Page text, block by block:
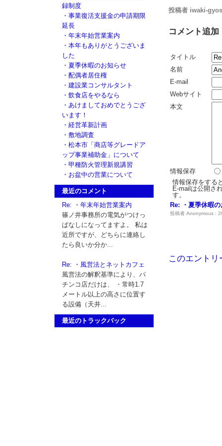
投稿者 iwaki-
コメント追加
タイトル
名前
E-mail
Webサイト
本文
情報保存
情報保存をする
E-mailは公開さ
す。
Re: ・夏季休暇
投稿者 Anonymous :
このエント
録制度
・事業復活支援金の申請期限
延長
・年末年始営業案内
・本年もありがとうございま
した
・夏季休暇のお知らせ
・配偶者居住権
・建設業コンサルタント
・飲食店をやるなら
・あけましておめでとうござ
います！
・経営革新計画
・敷地調査
・松本市「商店等グレードア
ップ事業補助金」について
・甲種防火管理新規講習
・お盆中の営業について
最近のコメント
Re: ・年末年始営業案内
篠ノ井事務所の電気がつけっ
ぱなしになってますよ。 私は
近所ですが、どちらに連絡し
たら良いか分か...
Re: ・風営法とネットカフェ
風営法の解釈基準により、パ
チンコ店だけは、 ・常時1.7
メートル以上の高さに位置す
る設備（天井...
最近のトラックバック